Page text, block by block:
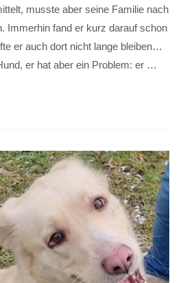
musste aber seine Familie nach
Immerhin fand er kurz darauf schon
er auch dort nicht lange bleiben…
er hat aber ein Problem: er …